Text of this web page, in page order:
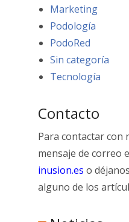
Marketing
Podología
PodoRed
Sin categoría
Tecnología
Contacto
Para contactar con
mensaje de correo
inusion.es o
alguno de los